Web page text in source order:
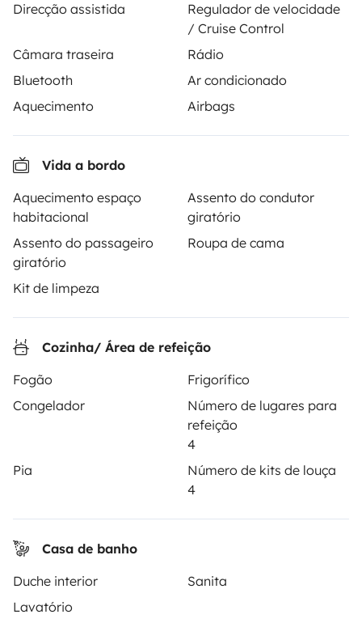
Direcção assistida
Regulador de velocidade
/ Cruise Control
Câmara traseira
Rádio
Bluetooth
Ar condicionado
Aquecimento
Airbags
Vida a bordo
Aquecimento espaço
habitacional
Assento do condutor
giratório
Assento do passageiro
giratório
Roupa de cama
Kit de limpeza
Cozinha/ Área de refeição
Fogão
Frigorífico
Congelador
Número de lugares para
refeição
4
Pia
Número de kits de louça
4
Casa de banho
Duche interior
Sanita
Lavatório
4.22/5 de 544 comentários de utilizadores no Trusted
Shops
Instagram
X Facebook
ALUGUER DE AUTOCARAVANAS
Como funciona?
Alugar uma autocaravana
Primeiros passos de autocaravana
Os comentários dos nossos utilizadores
Contrato de aluguer